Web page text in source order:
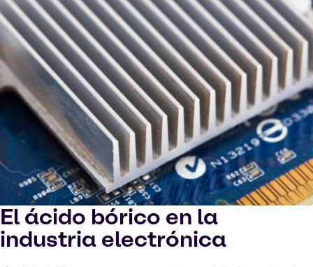
El ácido bórico en la
industria electrónica